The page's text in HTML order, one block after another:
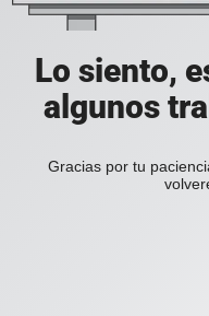
Lo siento,
algunos
Gracias por tu